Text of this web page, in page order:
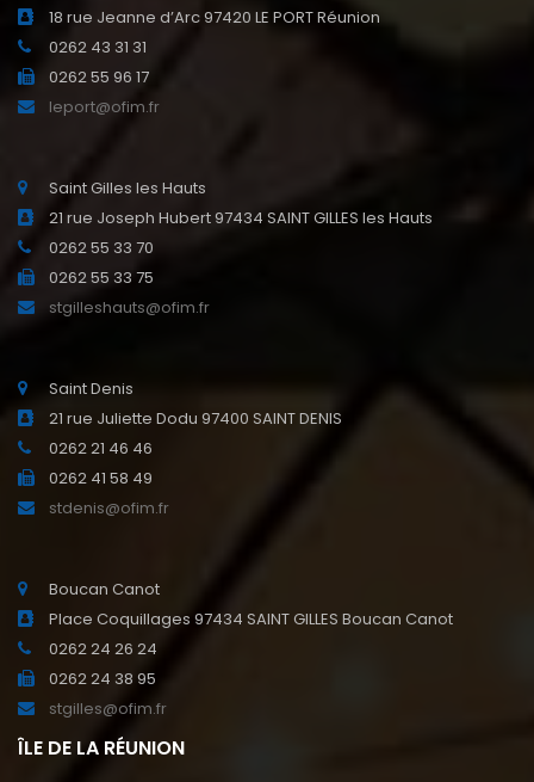
18 rue Jeanne d’Arc 97420 LE PORT Réunion
0262 43 31 31
0262 55 96 17
leport@ofim.fr
Saint Gilles les Hauts
21 rue Joseph Hubert 97434 SAINT GILLES les Hauts
0262 55 33 70
0262 55 33 75
stgilleshauts@ofim.fr
Saint Denis
21 rue Juliette Dodu 97400 SAINT DENIS
0262 21 46 46
0262 41 58 49
stdenis@ofim.fr
Boucan Canot
Place Coquillages 97434 SAINT GILLES Boucan Canot
0262 24 26 24
0262 24 38 95
stgilles@ofim.fr
ÎLE DE LA RÉUNION